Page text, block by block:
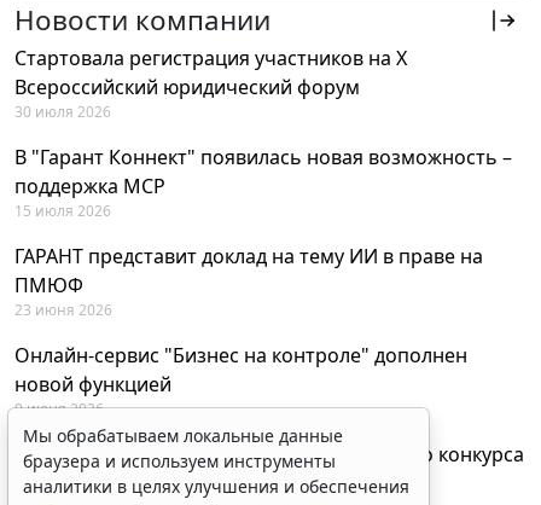
Новости компании
Стартовала регистрация участников на X
Всероссийский юридический форум
30 июля 2026
В "Гарант Коннект" появилась новая возможность –
поддержка MCP
15 июля 2026
ГАРАНТ представит доклад на тему ИИ в праве на
ПМЮФ
23 июня 2026
Онлайн-сервис "Бизнес на контроле" дополнен
новой функцией
9 июня 2026
Объявлены победители XXI Всероссийского конкурса
"Правовая Россия"
Мы обрабатываем локальные данные
браузера и используем инструменты
аналитики в целях улучшения и обеспечения